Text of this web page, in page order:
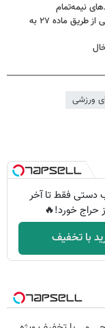
نیمه‌تمام
واگذاری پناهگاه کوه سبلان به بخش خصوصی از طریق ماده ۲۷ به
ورزشی
دستی فقط تا آخر
حراج خورد!🔥
با تخفیف